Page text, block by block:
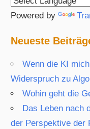
Powered by
Neueste
Wenn die KI
Widerspruch zu
Wohin geht die
Das Leben nach
der Perspektive der